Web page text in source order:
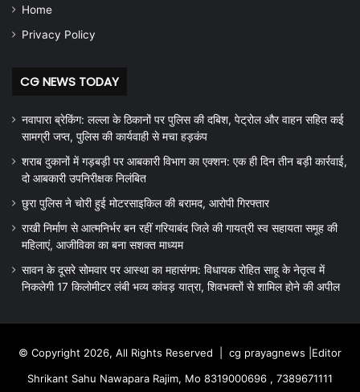
Home
Privacy Policy
CG NEWS TODAY
नवापारा ब्रेकिंग: लल्ला के ठिकानों पर पुलिस की दबिश, पेट्रोल और वाहन सहित कई
सामग्री जप्त, पुलिस की कार्यवाही से मचा हड़कंप
शराब दुकानों में गड़बड़ी पर आबकारी विभाग का एक्शन: एक ही दिन तीन बड़ी कार्रवाई,
दो आबकारी उपनिरीक्षक निलंबित
छुरा पुलिस ने चोरी हुई मोटरसाइकिल की बरामद, आरोपी गिरफ्तार
राखी निर्माण से आत्मनिर्भर बन रहीं गरियाबंद जिले की गायत्री स्व सहायता समूह की
महिलाएं, आजीविका का बना सशक्त माध्यम
सावन के दूसरे सोमवार पर आस्था का महासंगम: विधायक रोहित साहू के नेतृत्व में
निकलेगी 17 किलोमीटर लंबी भव्य कांवड़ यात्रा, शिवभक्तों से शामिल होने की अपील
© Copyright 2026, All Rights Reserved | cg prayagnews |Editor
Shrikant Sahu Nawapara Rajim, Mo 8319000696 , 7389671111